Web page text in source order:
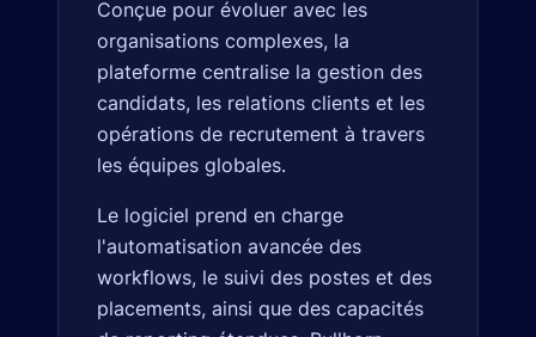
Conçue pour évoluer avec les
organisations complexes, la
plateforme centralise la gestion des
candidats, les relations clients et les
opérations de recrutement à travers
les équipes globales.
Le logiciel prend en charge
l'automatisation avancée des
workflows, le suivi des postes et des
placements, ainsi que des capacités